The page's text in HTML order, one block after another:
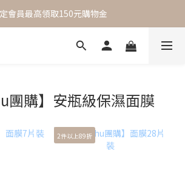
One Masking  極簡保養｜極致呵護
會員最高領取150元購物金
One Masking  極簡保養｜極致呵護
團購】安瓶級保濕面膜
2件以上89折